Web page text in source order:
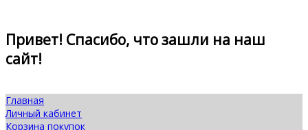
Привет! Спасибо, что зашли на наш
сайт!
Главная
Личный кабинет
Корзина покупок